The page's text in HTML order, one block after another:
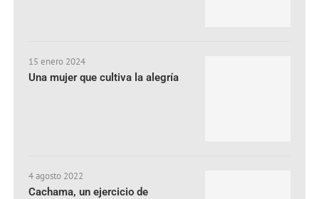
15 enero 2024
Una mujer que cultiva la alegría
4 agosto 2022
Cachama, un ejercicio de